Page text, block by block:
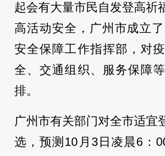
起会有大量市民自发登高祈
高活动安全，广州市成立
安全保障工作指挥部，对
全、交通组织、服务保障
排。
广州市有关部门对全市适宜
选，预测10月3日凌晨6：